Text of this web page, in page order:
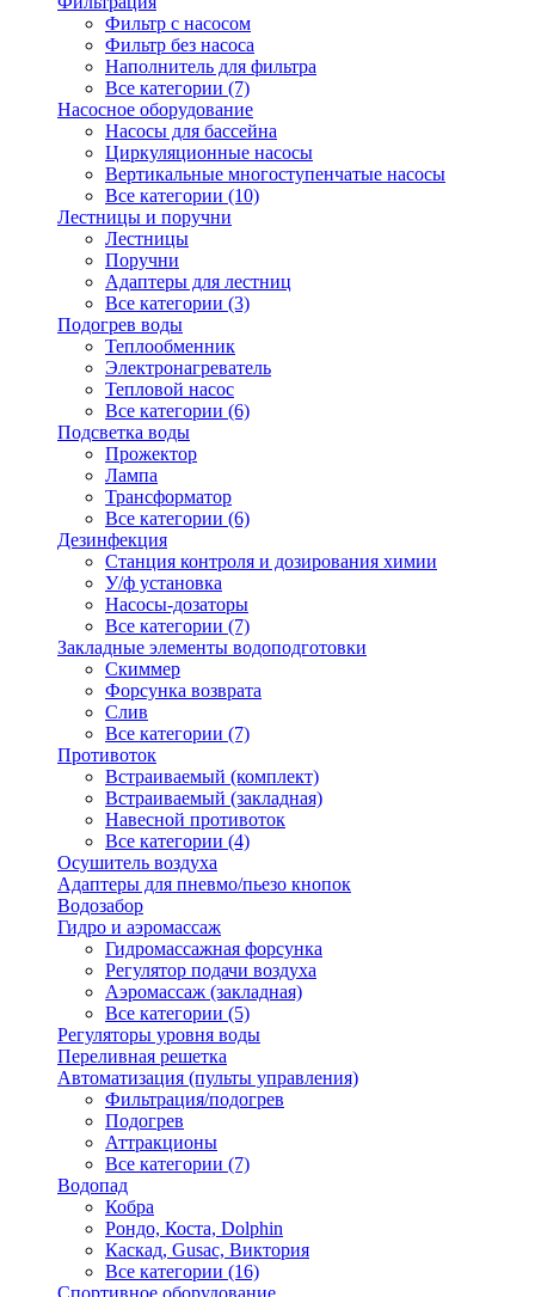
Фильтр с насосом
Фильтр без насоса
Наполнитель для фильтра
Все категории (7)
Насосное оборудование
Насосы для бассейна
Циркуляционные насосы
Вертикальные многоступенчатые насосы
Все категории (10)
Лестницы и поручни
Лестницы
Поручни
Адаптеры для лестниц
Все категории (3)
Подогрев воды
Теплообменник
Электронагреватель
Тепловой насос
Все категории (6)
Подсветка воды
Прожектор
Лампа
Трансформатор
Все категории (6)
Дезинфекция
Станция контроля и дозирования химии
У/ф установка
Насосы-дозаторы
Все категории (7)
Закладные элементы водоподготовки
Скиммер
Форсунка возврата
Слив
Все категории (7)
Противоток
Встраиваемый (комплект)
Встраиваемый (закладная)
Навесной противоток
Все категории (4)
Осушитель воздуха
Адаптеры для пневмо/пьезо кнопок
Водозабор
Гидро и аэромассаж
Гидромассажная форсунка
Регулятор подачи воздуха
Аэромассаж (закладная)
Все категории (5)
Регуляторы уровня воды
Переливная решетка
Автоматизация (пульты управления)
Фильтрация/подогрев
Подогрев
Аттракционы
Все категории (7)
Водопад
Кобра
Рондо, Коста, Dolphin
Каскад, Gusac, Виктория
Все категории (16)
Спортивное оборудование